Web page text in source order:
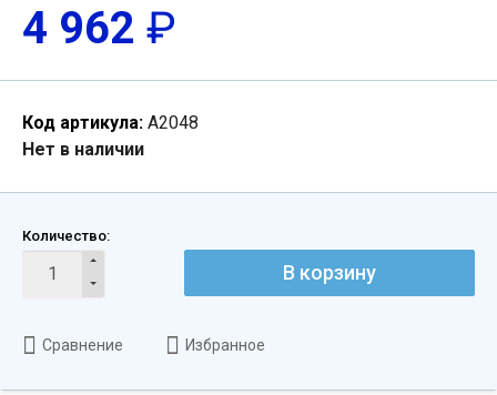
4 962 ₽
Код артикула: А2048
Нет в наличии
Количество:
В корзину
Сравнение Избранное